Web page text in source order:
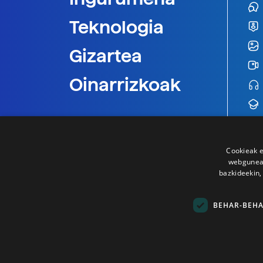
Teknologia
Gizartea
Oinarrizkoak
Cookieak
BEHAR-